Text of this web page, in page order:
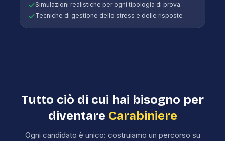
Simulazioni realistiche per ogni tipologia di prova
Tecniche di gestione dello stress e delle risposte
Tutto ciò di cui hai bisogno per
diventare Carabiniere
Ogni candidato è unico: costruiamo un percorso su